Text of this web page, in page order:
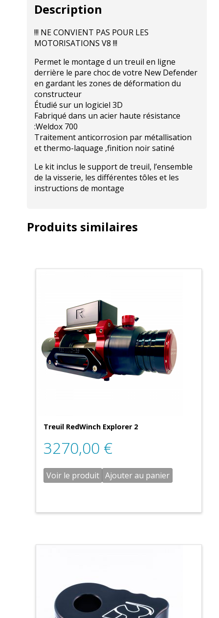
Description
!!! NE CONVIENT PAS POUR LES
MOTORISATIONS V8 !!!
Permet le montage d un treuil en ligne
derrière le pare choc de votre New Defender
en gardant les zones de déformation du
constructeur
Étudié sur un logiciel 3D
Fabriqué dans un acier haute résistance
:Weldox 700
Traitement anticorrosion par métallisation
et thermo-laquage ,finition noir satiné
Le kit inclus le support de treuil, l’ensemble
de la visserie, les différentes tôles et les
instructions de montage
Produits similaires
Treuil RedWinch Explorer 2
3270,00 €
Voir le produit Ajouter au panier